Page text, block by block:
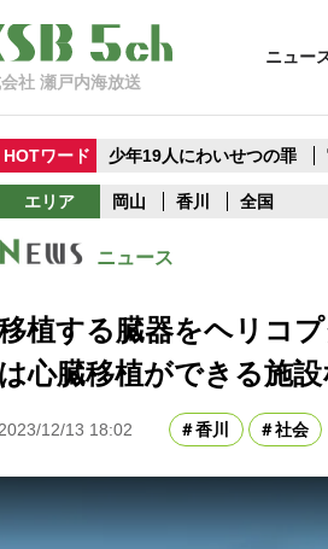
社 瀬戸内海放送
ニュー
HOTワード 少年19人にわいせつの罪
エリア 岡山 香川 全国
ニュース
植する臓器をヘリコ
は心臓移植ができる施設
2023/12/13 18:02 香川 社会